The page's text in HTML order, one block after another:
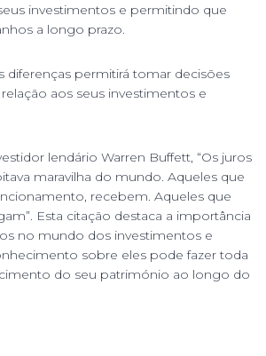
investimentos e permitindo que
a longo prazo.
diferenças permitirá tomar decisões
aos seus investimentos e
lendário Warren Buffett, “Os juros
maravilha do mundo. Aqueles que
recebem. Aqueles que
Esta citação destaca a importância
no mundo dos investimentos e
sobre eles pode fazer toda
do seu património ao longo do